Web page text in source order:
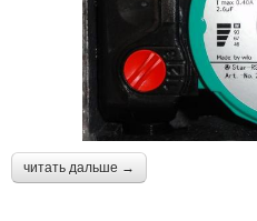
читать дальше →